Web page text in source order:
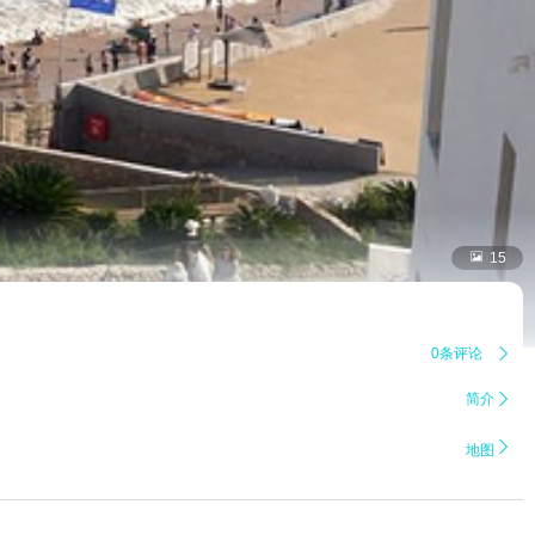
 15
0条评论 
简介 
地图 